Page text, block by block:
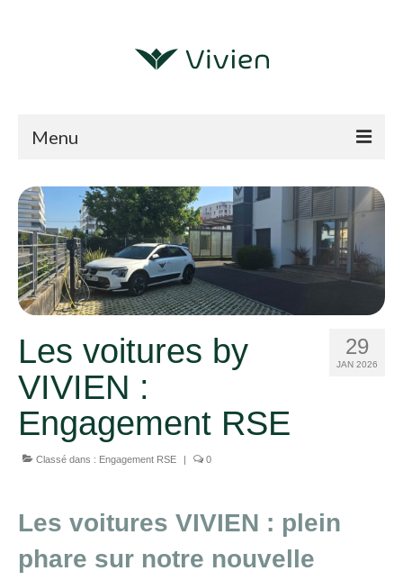
Menu
Nos expertises
Qui nous sommes ?
Références
Echanger
29
JAN 2026
Les voitures by
VIVIEN :
Engagement RSE
Classé dans : Engagement RSE | 0
Les voitures VIVIEN : plein
phare sur notre nouvelle